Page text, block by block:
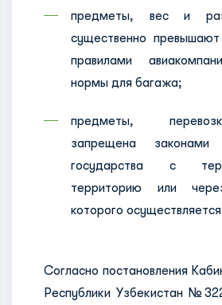
предметы, вес и
существенно превышают
правилами
нормы для багажа;
предметы,
запрещена
государства с
территорию или
которого
Согласно постановления
Республики Узбекистан